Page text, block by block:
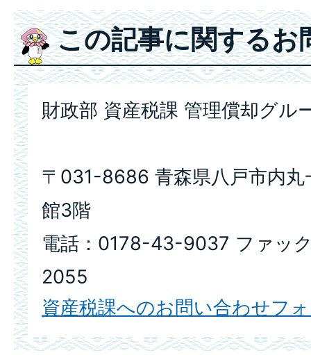
この記事に関するお
財政部 資産税課 管理償却グル
〒031-8686 青森県八戸市内丸
館3階
電話：0178-43-9037 ファッ
2055
資産税課へのお問い合わせフ